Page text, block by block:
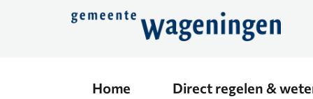
Home Direct regelen &